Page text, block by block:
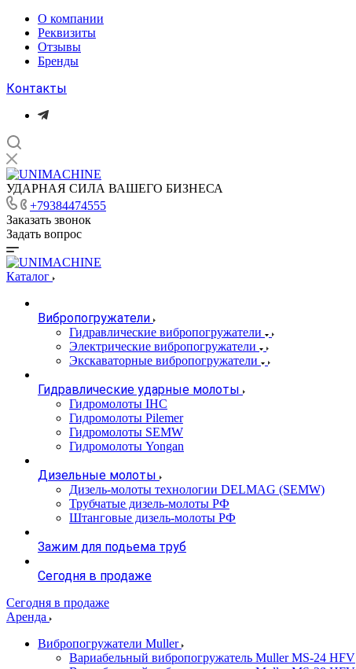
О компании
Реквизиты
Отзывы
Бренды
Контакты
УДАРНАЯ СИЛА ВАШЕГО БИЗНЕСА
+79384474555
Заказать звонок
Задать вопрос
Каталог
Вибропогружатели
Гидравлические вибропогружатели
Электрические вибропогружатели
Экскаваторные вибропогружатели
Гидравлические ударные молоты
Гидромолоты IHC
Гидромолоты Pilemer
Гидромолоты SEMW
Гидромолоты Yongan
Дизельные молоты
Дизель-молоты технологии DELMAG (SEMW)
Трубчатые дизель-молоты РФ
Штанговые дизель-молоты РФ
Зажим для подьема труб
Сегодня в продаже
Сегодня в продаже
Аренда
Вибропогружатели Muller
Вариабельный вибропогружатель Muller MS-24 HFV